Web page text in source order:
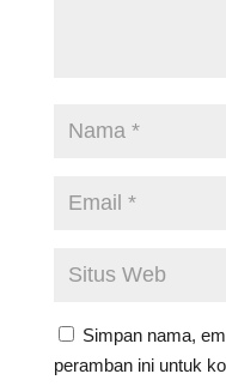
Simpan nama,
peramban ini untuk